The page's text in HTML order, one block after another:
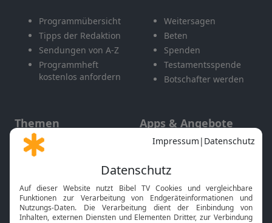
Programmübersicht
Tipps der Redaktion
Sendungen von A-Z
Programmheft
kostenlos anfordern
Weitersagen
Beten
Spenden
Testamentsspende
Botschafter werden
Themen
Gott und Bibel erklärt
Neuigkeiten
Apps & Angebote
Mobile App
Smart TV
HbbTV